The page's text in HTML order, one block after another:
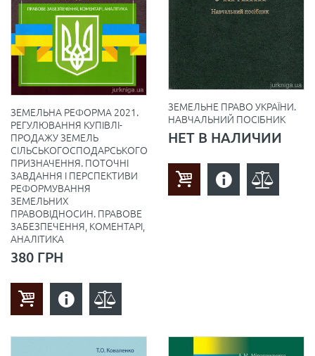
ЗЕМЕЛЬНА РЕФОРМА 2021.
РЕГУЛЮВАННЯ КУПІВЛІ-
ПРОДАЖУ ЗЕМЕЛЬ
СІЛЬСЬКОГОСПОДАРСЬКОГО
ПРИЗНАЧЕННЯ. ПОТОЧНІ
ЗАВДАННЯ І ПЕРСПЕКТИВИ
РЕФОРМУВАННЯ
ЗЕМЕЛЬНИХ
ПРАВОВІДНОСИН. ПРАВОВЕ
ЗАБЕЗПЕЧЕННЯ, КОМЕНТАРІ,
АНАЛІТИКА
380 ГРН
ЗЕМЕЛЬНЕ ПРАВО УКРАЇНИ.
НАВЧАЛЬНИЙ ПОСІБНИК
НЕТ В НАЛИЧИИ